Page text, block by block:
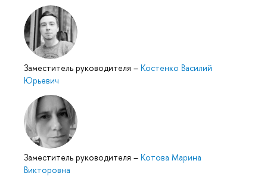
Заместитель руководителя – Костенко Василий
Юрьевич
Заместитель руководителя – Котова Марина
Викторовна